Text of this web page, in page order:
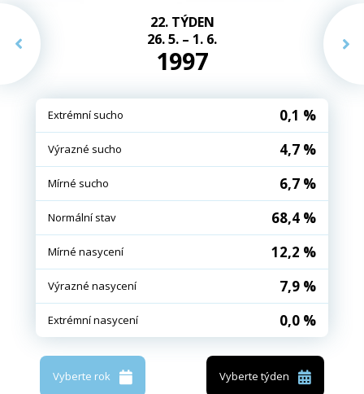
22. TÝDEN
26. 5. – 1. 6.
1997
Extrémní sucho 0,1 %
Výrazné sucho 4,7 %
Mírné sucho 6,7 %
Normální stav 68,4 %
Mírné nasycení 12,2 %
Výrazné nasycení 7,9 %
Extrémní nasycení 0,0 %
Vyberte rok Vyberte týden